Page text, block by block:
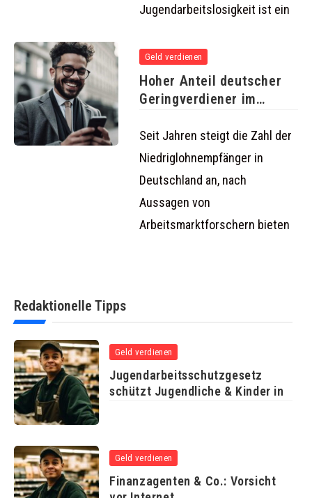
Jugendarbeitslosigkeit ist ein
Geld verdienen
Hoher Anteil deutscher
Geringverdiener im
Seit Jahren steigt die Zahl der
Niedriglohnempfänger in
Deutschland an, nach
Aussagen von
Arbeitsmarktforschern bieten
Redaktionelle Tipps
Geld verdienen
Jugendarbeitsschutzgesetz
schützt Jugendliche & Kinder in
Geld verdienen
Finanzagenten & Co.: Vorsicht